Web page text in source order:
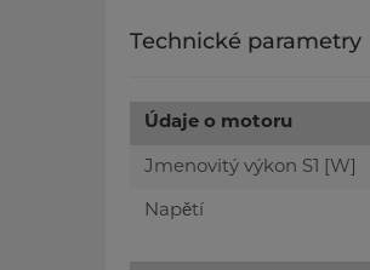
Technické parametry
Údaje o motoru
Jmenovitý výkon S1 [W]
Napětí